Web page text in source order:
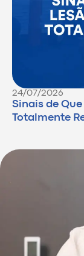
24/07/2026
Sinais de
Totalmente